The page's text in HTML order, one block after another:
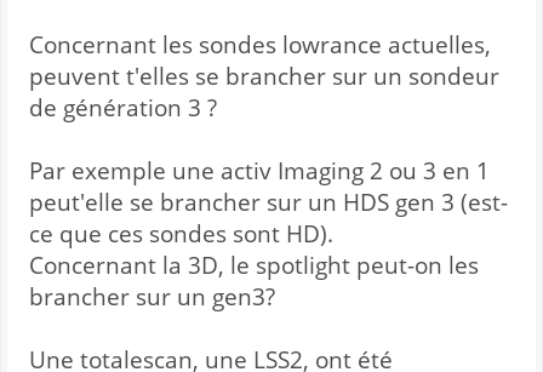
Concernant les sondes lowrance actuelles,
peuvent t'elles se brancher sur un sondeur
de génération 3 ?
Par exemple une activ Imaging 2 ou 3 en 1
peut'elle se brancher sur un HDS gen 3 (est-
ce que ces sondes sont HD).
Concernant la 3D, le spotlight peut-on les
brancher sur un gen3?
Une totalescan, une LSS2, ont été